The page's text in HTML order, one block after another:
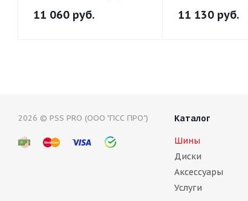
11 060 руб. 11 130 руб.
2026 © PSS PRO (ООО "ПСС ПРО") Каталог
Шины
Диски
Аксессуары
Услуги